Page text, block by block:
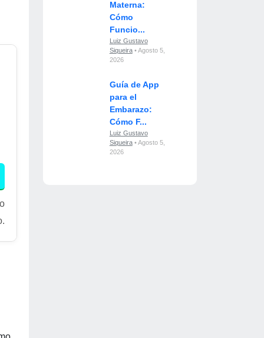
Materna:
Cómo
Funcio...
Luiz Gustavo
Siqueira• Agosto 5,
2026
Guía de App
para el
Embarazo:
Cómo F...
Luiz Gustavo
Siqueira• Agosto 5,
2026